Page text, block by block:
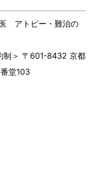
アトピー・難治の
制＞ 〒601-8432 京都
堂103